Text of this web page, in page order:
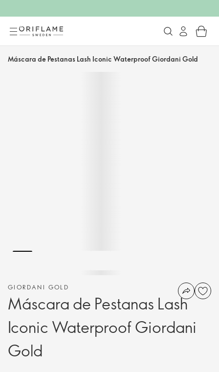
Máscara de Pestanas Lash Iconic Waterproof Giordani Gold
GIORDANI GOLD
Máscara de Pestanas Lash
Iconic Waterproof Giordani
Gold